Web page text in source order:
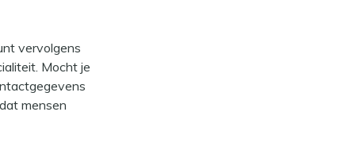
vervolgens
Mocht je
mensen